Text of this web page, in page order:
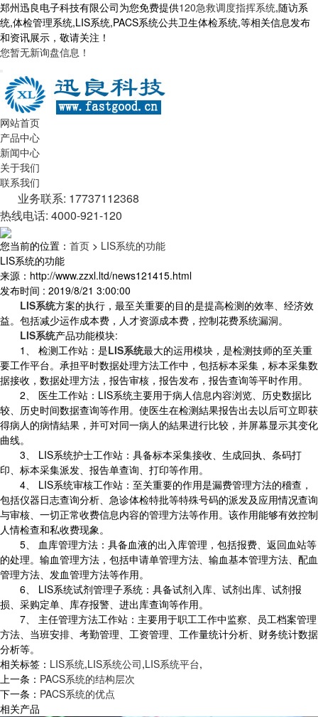
郑州迅良电子科技有限公司为您免费提供120急救调度指挥系统,随访系
统,体检管理系统,LIS系统,PACS系统公共卫生体检系统,等相关信息发布
和资讯展示，敬请关注！
您暂无新询盘信息！
网站首页
产品中心
新闻中心
关于我们
联系我们
业务联系: 17737112368
热线电话: 4000-921-120
您当前的位置： 首页 > LIS系统的功能
LIS系统的功能
来源：http://www.zzxl.ltd/news121415.html
发布时间 : 2019/8/21 3:00:00
LIS系统方案的执行，最至关重要的目的是提高检测的效率、经济效
益。包括减少运作成本费，人才资源成本费，控制花费系统漏洞。
LIS系统产品功能模块:
1、 检测工作站：是LIS系统最大的运用模块，是检测技师的至关重
要工作平台。承担平时数据处理方法工作中，包括标本采集，标本采集数
据接收，数据处理方法，报告审核，报告发布，报告查询等平时作用。
2、 医生工作站：LIS系统主要用于病人信息内容浏览、历史数据比
较、历史时间数据查询等作用。使医生在检测結果报告出去以后可立即获
得病人的病情結果，并可对同一病人的結果进行比较，并屏幕显示其变化
曲线。
3、 LIS系统护士工作站：具备标本采集接收、生成回执、条码打
印、标本采集派发、报告单查询、打印等作用。
4、 LIS系统审核工作站：至关重要的作用是漏费管理方法的稽查，
包括仪器日志查询分析、急诊体检特批等特殊号码的派发及应用情况查询
与审核、一切正常收费信息内容的管理方法等作用。该作用能够有效控制
人情检查和私收费现象。
5、 血库管理方法：具备血液的出入库管理，包括报费、返回血站等
的处理。输血管理方法，包括申请单管理方法、输血基本管理方法、配血
管理方法、发血管理方法等作用。
6、 LIS系统试剂管理子系统：具备试剂入库、试剂出库、试剂报
损、采购定单、库存报警、进出库查询等作用。
7、 主任管理方法工作站：主要用于职工工作中监察、员工档案管理
方法、当班安排、考勤管理、工资管理、工作量统计分析、财务统计数据
分析等。
相关标签： LIS系统,LIS系统公司,LIS系统平台,
上一条： PACS系统的结构层次
下一条： PACS系统的优点
相关产品